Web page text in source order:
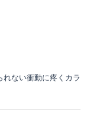
ない衝動に疼くカラ